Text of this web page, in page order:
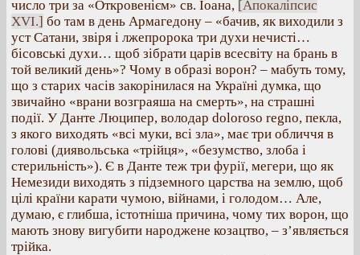
число три за «Откровенієм» св. Іоана, [Апокаліпсис
XVI.] бо там в день Армагедону – «бачив, як виходили з
уст Сатани, звіря і лжепророка три духи нечисті…
бісовські духи… щоб зібрати царів всесвіту на брань в
той великий день»? Чому в образі ворон? – мабуть тому,
що з старих часів закорінилася на Україні думка, що
звичайно «врани возграяша на смерть», на страшні
події. У Данте Люципер, володар doloroso regno, пекла,
з якого виходять «всі муки, всі зла», має три обличчя в
голові (диявольська «трійця», «безумство, злоба і
стерильність»). Є в Данте теж три фурії, мегери, що як
Немезиди виходять з підземного царства на землю, щоб
цілі країни карати чумою, війнами, і голодом… Але,
думаю, є глибша, істотніша причина, чому тих ворон, що
мають знову вигубити народжене козацтво, – з’являється
трійка.